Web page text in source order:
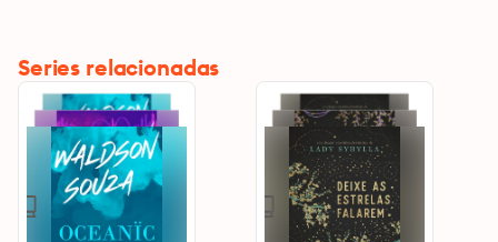
Series relacionadas